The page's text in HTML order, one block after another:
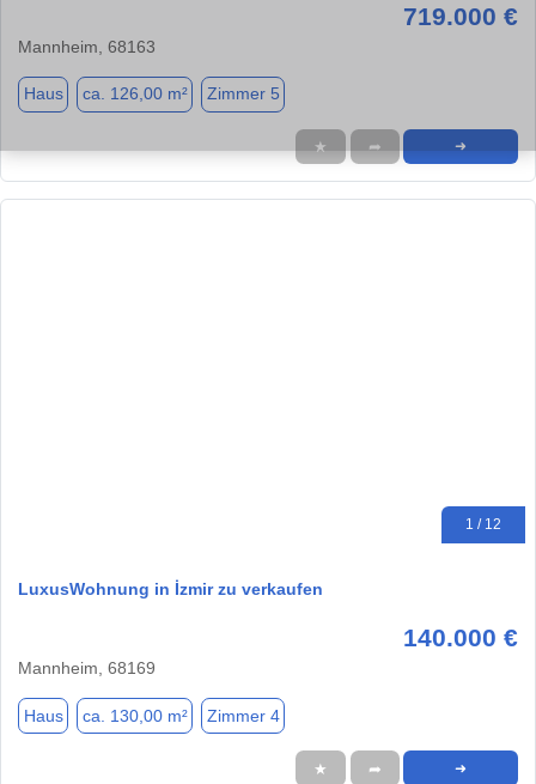
719.000 €
Mannheim, 68163
Haus ca. 126,00 m² Zimmer 5
★ ➦ ➜
1 / 12
LuxusWohnung in İzmir zu verkaufen
140.000 €
Mannheim, 68169
Haus ca. 130,00 m² Zimmer 4
★ ➦ ➜